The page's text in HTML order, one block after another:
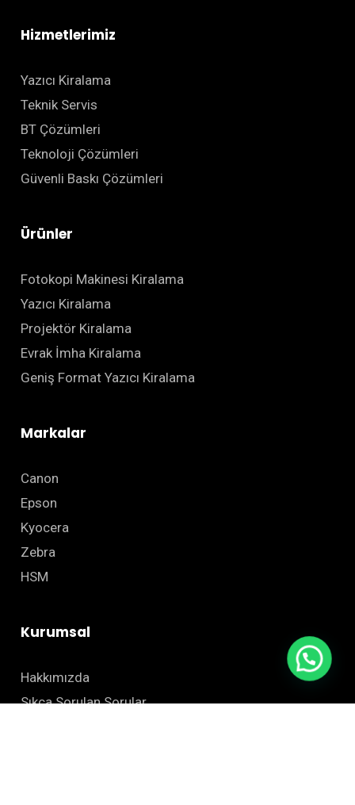
Hizmetlerimiz
Yazıcı Kiralama
Teknik Servis
BT Çözümleri
Teknoloji Çözümleri
Güvenli Baskı Çözümleri
Ürünler
Fotokopi Makinesi Kiralama
Yazıcı Kiralama
Projektör Kiralama
Evrak İmha Kiralama
Geniş Format Yazıcı Kiralama
Markalar
Canon
Epson
Kyocera
Zebra
HSM
Kurumsal
Hakkımızda
Sıkça Sorulan Sorular